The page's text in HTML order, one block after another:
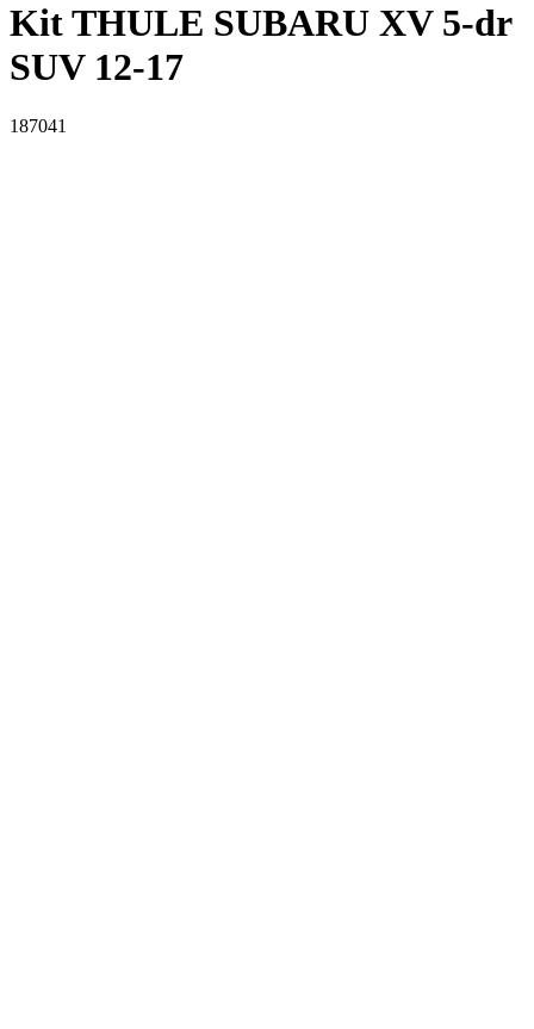
Kit THULE SUBARU XV 5-dr
SUV 12-17
187041